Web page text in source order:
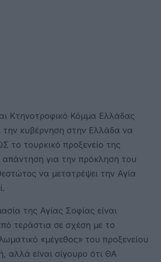
Κτηνοτροφικό Κόμμα Ελλάδας
την κυβέρνηση στην Ελλάδα να
το τουρκικό προξενείο της
για την πρόκληση του
να μετατρέψει την Αγία
της Αγίας Σοφίας είναι
τεράστια σε σχέση με το
«μέγεθος» του προξενείου
αλλά είναι σίγουρο ότι ΘΑ